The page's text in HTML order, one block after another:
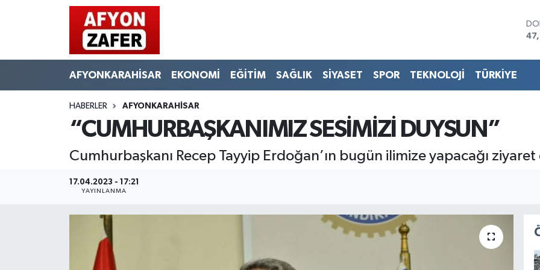
AFYONKARAHİSAR EKONOMİ EĞİTİM SAĞLIK SİYASET SPOR TEKNOLOJİ TÜRKİYE
HABERLER AFYONKARAHİSAR
“CUMHURBAŞKANIMIZ SESİMİZİ DUYSUN”
Cumhurbaşkanı Recep Tayyip Erdoğan’ın bugün ilimize yapacağı
17.04.2023 - 17:21
YAYINLANMA